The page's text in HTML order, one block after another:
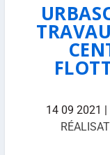
14 09 2021 |